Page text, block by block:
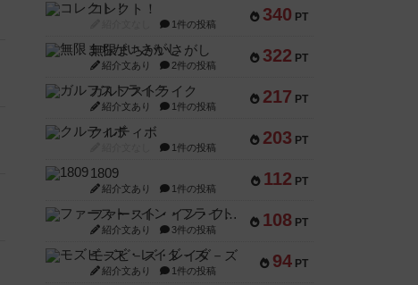
340 PT
コレクト！
1件の投稿
322 PT
無限まちがいさがし
紹介文あり 2件の投稿
217 PT
ガルフストライク
紹介文あり 1件の投稿
203 PT
クルティボ
1件の投稿
112 PT
1809
紹介文あり 1件の投稿
108 PT
ファースト・イン・フライト
紹介文あり 3件の投稿
94 PT
モズビ－ズ・レイダ－ズ
紹介文あり 1件の投稿